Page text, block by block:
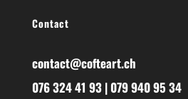
Contact
contact@cofteart.ch
076 324 41 93 | 079 940 95 34